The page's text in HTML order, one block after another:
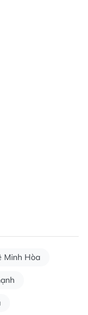
Minh Hòa